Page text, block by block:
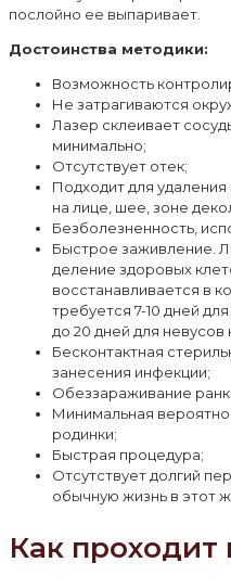
послойно ее выпаривает.
Достоинства методики:
Возможность
Не затрагиваются
Лазер склеивает
минимально;
Отсутствует отек;
Подходит для
на лице, шее, зоне
Безболезненность,
Быстрое заживление.
деление здоровых
восстанавливается в
требуется 7-10 дней
до 20 дней для
Бесконтактная
занесения инфекции;
Обеззараживание
Минимальная
родинки;
Быстрая процедура;
Отсутствует долгий
обычную жизнь в этот
Как проходит